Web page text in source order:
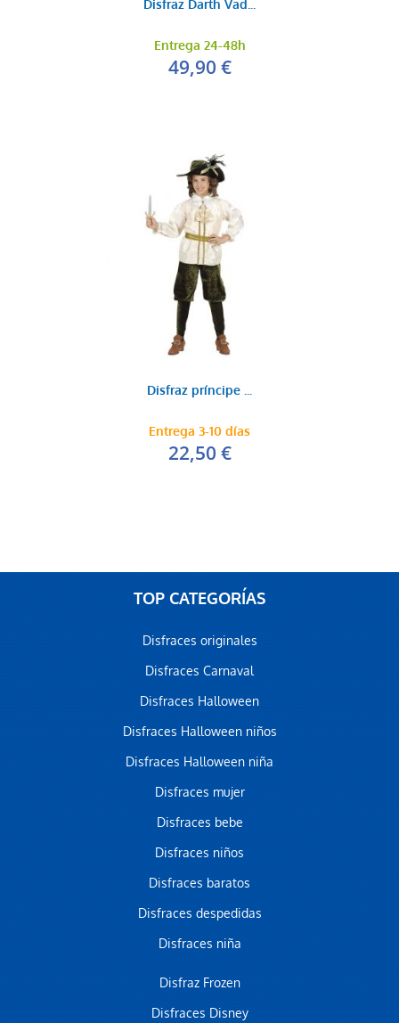
Disfraz Darth Vad...
Entrega 24-48h
49,90 €
Disfraz príncipe ...
Entrega 3-10 días
22,50 €
TOP CATEGORÍAS
Disfraces originales
Disfraces Carnaval
Disfraces Halloween
Disfraces Halloween niños
Disfraces Halloween niña
Disfraces mujer
Disfraces bebe
Disfraces niños
Disfraces baratos
Disfraces despedidas
Disfraces niña
Disfraz Frozen
Disfraces Disney